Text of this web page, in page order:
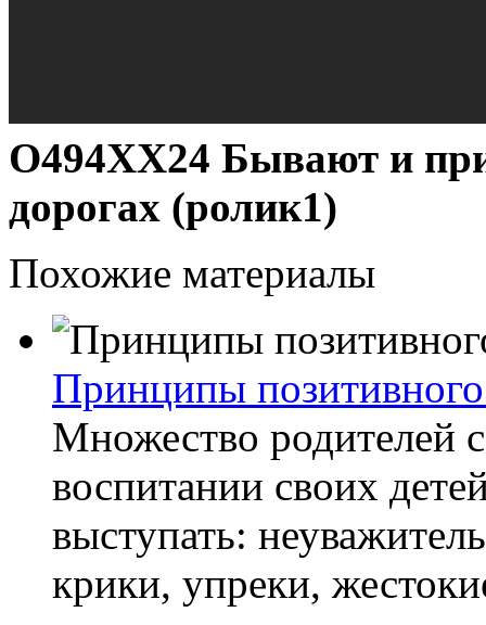
О494ХХ24 Бывают и
дорогах (ролик1)
Похожие материалы
Принципы
Множество родителей
воспитании своих
выступать:
крики, упреки,